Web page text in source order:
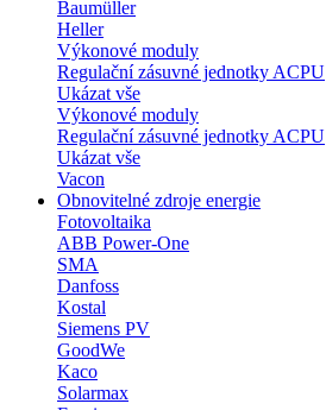
Baumüller
Heller
Výkonové moduly
Regulační zásuvné jednotky ACPU
Ukázat vše
Výkonové moduly
Regulační zásuvné jednotky ACPU
Ukázat vše
Vacon
Obnovitelné zdroje energie
Fotovoltaika
ABB Power-One
SMA
Danfoss
Kostal
Siemens PV
GoodWe
Kaco
Solarmax